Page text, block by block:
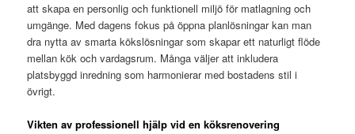
att skapa en personlig och funktionell miljö för matlagning och
umgänge. Med dagens fokus på öppna planlösningar kan man
dra nytta av smarta kökslösningar som skapar ett naturligt flöde
mellan kök och vardagsrum. Många väljer att inkludera
platsbyggd inredning som harmonierar med bostadens stil i
övrigt.
Vikten av professionell hjälp vid en köksrenovering